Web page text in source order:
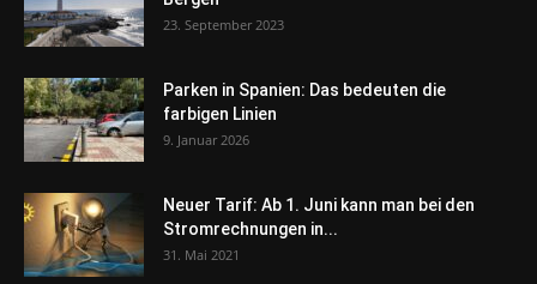
23. September 2023
Parken in Spanien: Das bedeuten die
farbigen Linien
9. Januar 2026
Neuer Tarif: Ab 1. Juni kann man bei den
Stromrechnungen in...
31. Mai 2021